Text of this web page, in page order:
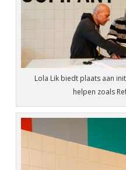
Lola Lik biedt plaats aan
helpen zoals